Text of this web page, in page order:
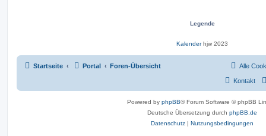
Legende
Kalenderhjw 2023
Startseite Portal Foren-Übersicht Alle
Kontakt
Powered by phpBB® Forum Software © phpBB
Deutsche Übersetzung durch phpBB.de
Datenschutz | Nutzungsbedingungen